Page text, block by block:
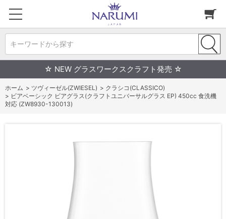
キーワードから探す
☆ NEW グラスワークスクラフト発売 ☆
ホーム > ツヴィーゼル(ZWIESEL) > クラシコ(CLASSICO)
> ビアベーシック ビアグラス(クラフトユニバーサルグラス EP) 450cc 食洗機
対応 (ZW8930-130013)